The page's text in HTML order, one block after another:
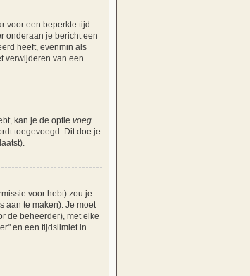
voor een beperkte tijd
onderaan je bericht een
heeft, evenmin als
verwijderen van een
kan je de optie voeg
toegevoegd. Dit doe je
voor hebt) zou je
aan te maken). Je moet
de beheerder), met elke
en een tijdslimiet in